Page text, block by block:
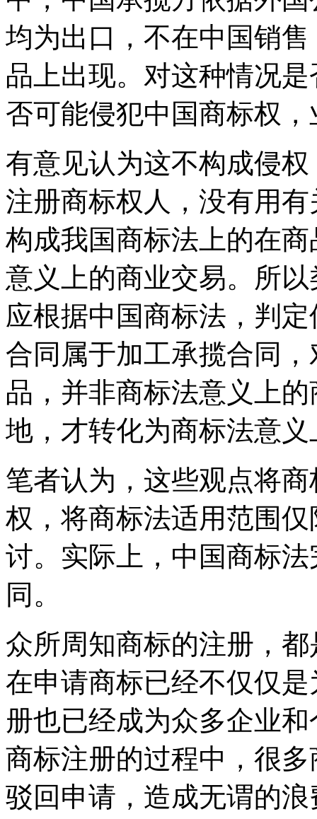
均为出口，不在中国销
品上出现。对这种情况
否可能侵犯中国商标权
有意见认为这不构成侵
注册商标权人，没有用
构成我国商标法上的在
意义上的商业交易。所
应根据中国商标法，判
合同属于加工承揽合同
品，并非商标法意义上
地，才转化为商标法意
笔者认为，这些观点将
权，将商标法适用范围
讨。实际上，中国商标
同。
众所周知商标的注册，
在申请商标已经不仅仅
册也已经成为众多企业
商标注册的过程中，很
驳回申请，造成无谓的